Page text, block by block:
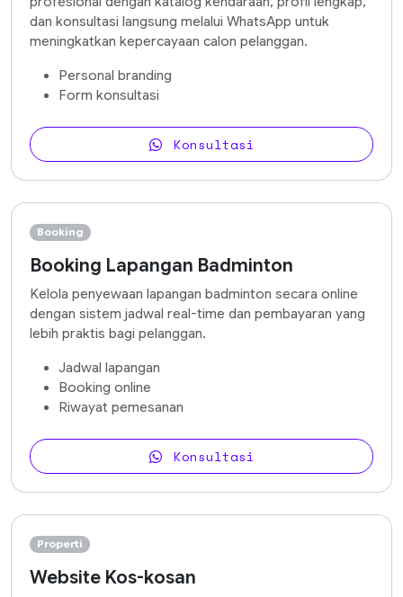
dan konsultasi langsung melalui WhatsApp untuk
meningkatkan kepercayaan calon pelanggan.
Personal branding
Form konsultasi
Konsultasi
Booking
Booking Lapangan Badminton
Kelola penyewaan lapangan badminton secara online
dengan sistem jadwal real-time dan pembayaran yang
lebih praktis bagi pelanggan.
Jadwal lapangan
Booking online
Riwayat pemesanan
Konsultasi
Properti
Website Kos-kosan